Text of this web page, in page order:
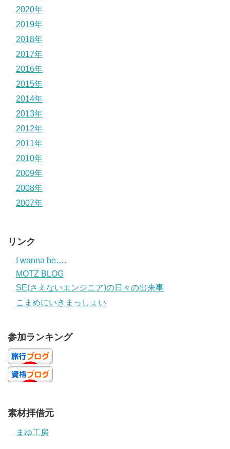
2020年
2019年
2018年
2017年
2016年
2015年
2014年
2013年
2012年
2011年
2010年
2009年
2008年
2007年
リンク
I wanna be….
MOTZ BLOG
SE(さえないエンジニア)の日々の出来事
こまめにいきまっしょい
参加ランキング
素材拝借元
まゆ工房